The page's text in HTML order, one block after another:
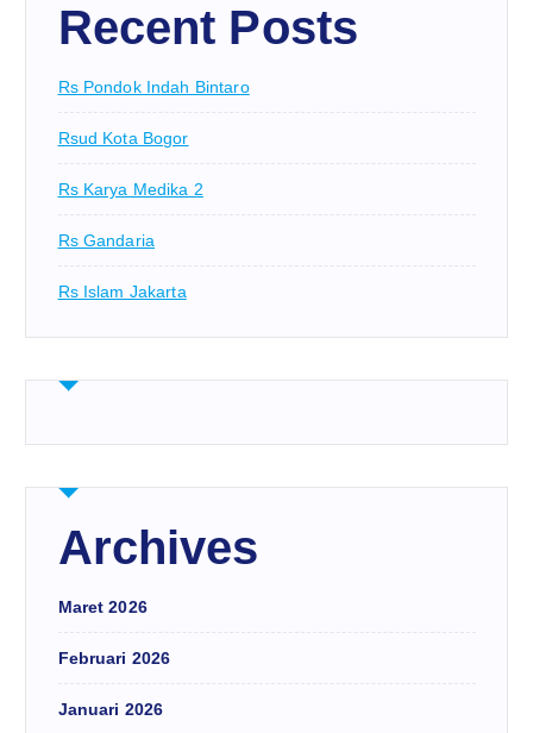
Recent Posts
Rs Pondok Indah Bintaro
Rsud Kota Bogor
Rs Karya Medika 2
Rs Gandaria
Rs Islam Jakarta
Archives
Maret 2026
Februari 2026
Januari 2026